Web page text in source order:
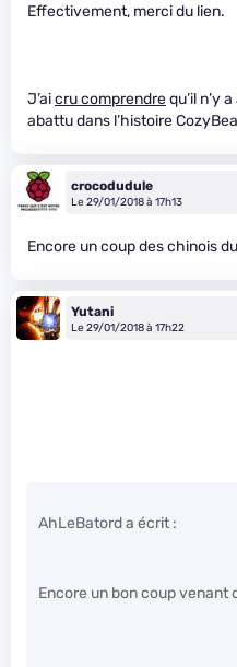
Effectivement, merci du lien.
J’aicru comprendrequ’il n’y
abattu dans l’histoire
crocodudule
Le 29/01/2018 à 17h13
Encore un coup des chinois
Yutani
Le 29/01/2018 à 17h22
AhLeBatord a écrit :
Encore un bon coup venant